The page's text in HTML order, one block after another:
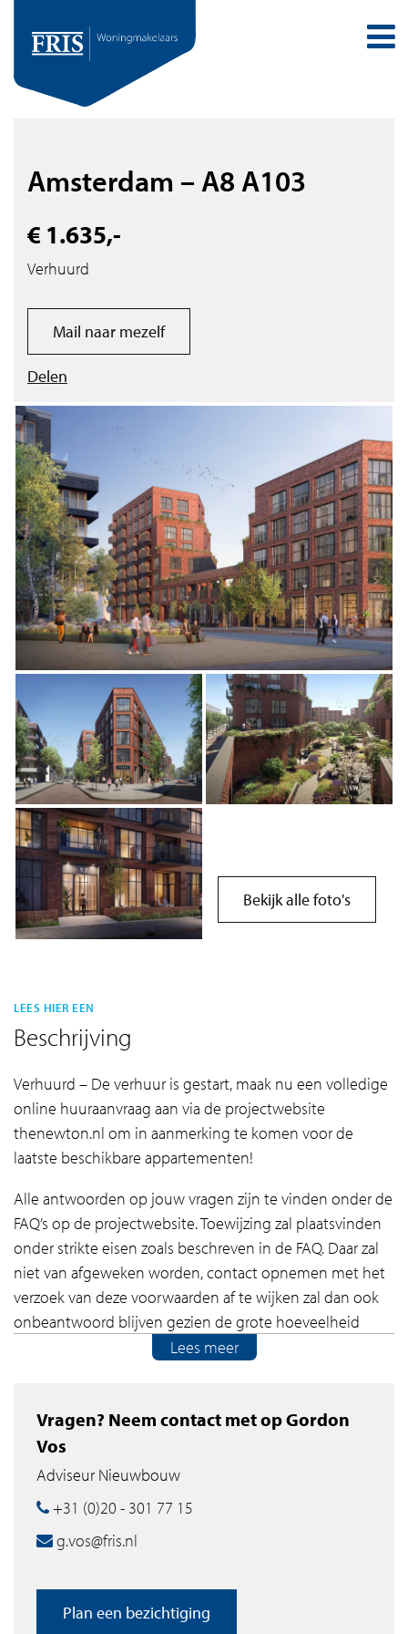
Amsterdam – A8 A103
€ 1.635,-
Verhuurd
Mail naar mezelf
Delen
Bekijk alle foto's
LEES HIER EEN
Beschrijving
Verhuurd – De verhuur is gestart, maak nu een volledige
online huuraanvraag aan via de projectwebsite
thenewton.nl om in aanmerking te komen voor de
laatste beschikbare appartementen!
Alle antwoorden op jouw vragen zijn te vinden onder de
FAQ’s op de projectwebsite. Toewijzing zal plaatsvinden
onder strikte eisen zoals beschreven in de FAQ. Daar zal
niet van afgeweken worden, contact opnemen met het
verzoek van deze voorwaarden af te wijken zal dan ook
onbeantwoord blijven gezien de grote hoeveelheid
– Hoog afwerkingsniveau met vloer- en wandafwerking,
stompe deuren, natuurstenen vensterbanken,
gordijnrails, verlichting in badkamer, toilet en keuken
– Luxe greeploze keuken met Siemens
– Grote tegels in badkamers, badkamermeubel, spiegel,
– Hoge (3.00m) plafonds tot zeer hoge plafonds op
Lees meer
Vragen? Neem contact met op Gordon
Vos
Adviseur Nieuwbouw
+31 (0)20 - 301 77 15
g.vos@fris.nl
Plan een bezichtiging